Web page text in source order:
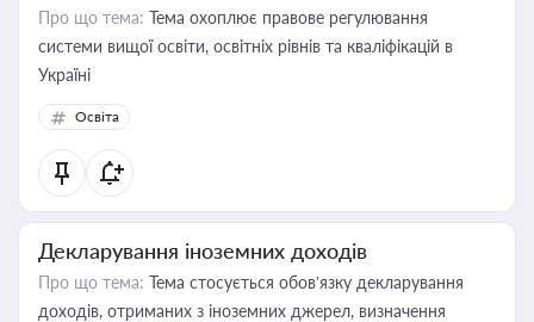
Про що тема: Тема охоплює правове регулювання
системи вищої освіти, освітніх рівнів та кваліфікацій в
Україні
Освіта
Декларування іноземних доходів
Про що тема: Тема стосується обов’язку декларування
доходів, отриманих з іноземних джерел, визначення